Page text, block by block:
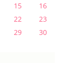
15
16
22
23
29
30